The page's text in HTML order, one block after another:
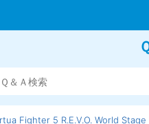
Fighter 5 R.E.V.O. World Stage